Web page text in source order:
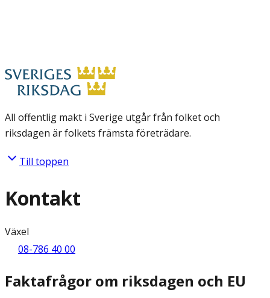
All offentlig makt i Sverige utgår från folket och
riksdagen är folkets främsta företrädare.
Till toppen
Kontakt
Växel
08-786 40 00
Faktafrågor om riksdagen och EU